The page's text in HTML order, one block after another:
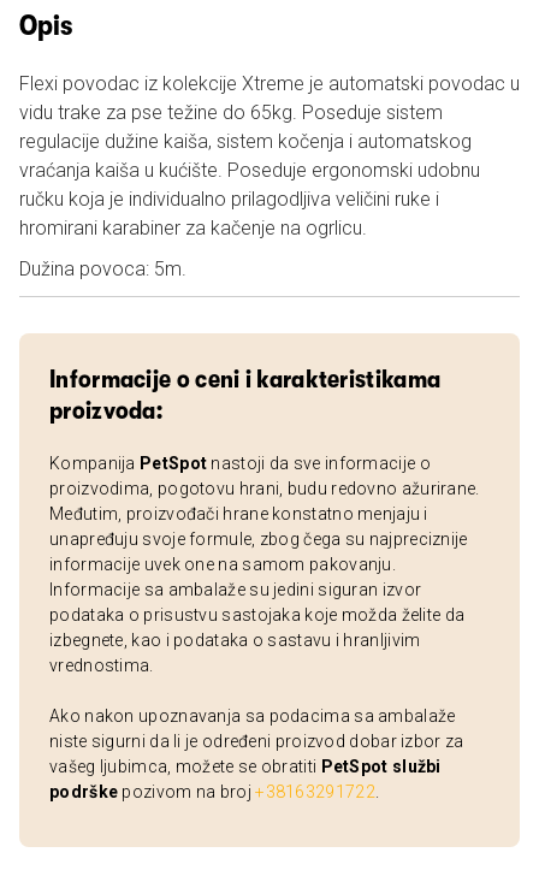
Opis
Flexi povodac iz kolekcije Xtreme je automatski povodac u
vidu trake za pse težine do 65kg. Poseduje sistem
regulacije dužine kaiša, sistem kočenja i automatskog
vraćanja kaiša u kućište. Poseduje ergonomski udobnu
ručku koja je individualno prilagodljiva veličini ruke i
hromirani karabiner za kačenje na ogrlicu.
Dužina povoca: 5m.
Informacije o ceni i karakteristikama
proizvoda:
Kompanija PetSpot nastoji da sve informacije o
proizvodima, pogotovu hrani, budu redovno ažurirane.
Međutim, proizvođači hrane konstatno menjaju i
unapređuju svoje formule, zbog čega su najpreciznije
informacije uvek one na samom pakovanju.
Informacije sa ambalaže su jedini siguran izvor
podataka o prisustvu sastojaka koje možda želite da
izbegnete, kao i podataka o sastavu i hranljivim
vrednostima.
Ako nakon upoznavanja sa podacima sa ambalaže
niste sigurni da li je određeni proizvod dobar izbor za
vašeg ljubimca, možete se obratiti PetSpot službi
podrške pozivom na broj+38163291722